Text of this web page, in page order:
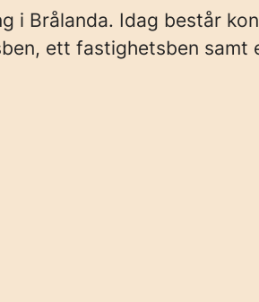
i Brålanda. Idag består
ett fastighetsben samt